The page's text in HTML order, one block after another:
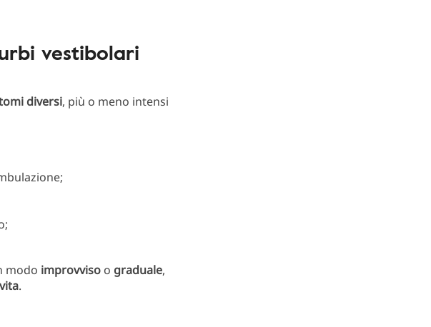
vestibolari
diversi, più o meno intensi
modo improvviso o graduale,
.